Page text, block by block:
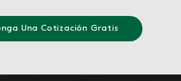
Una Cotización Gratis